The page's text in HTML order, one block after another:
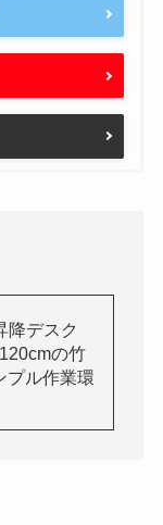
降デスク
の竹
プル作業環